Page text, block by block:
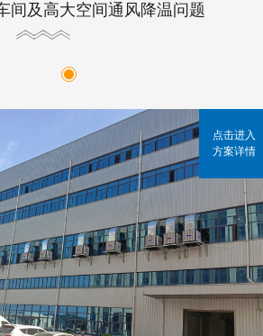
间及高大空间通风降温问题
点击进入
方案详情